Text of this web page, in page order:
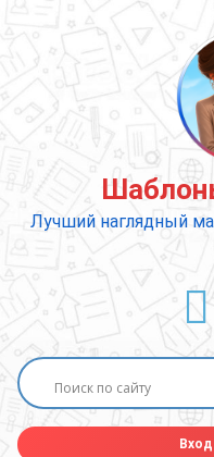
содержимому
Лучший наглядный
Вход